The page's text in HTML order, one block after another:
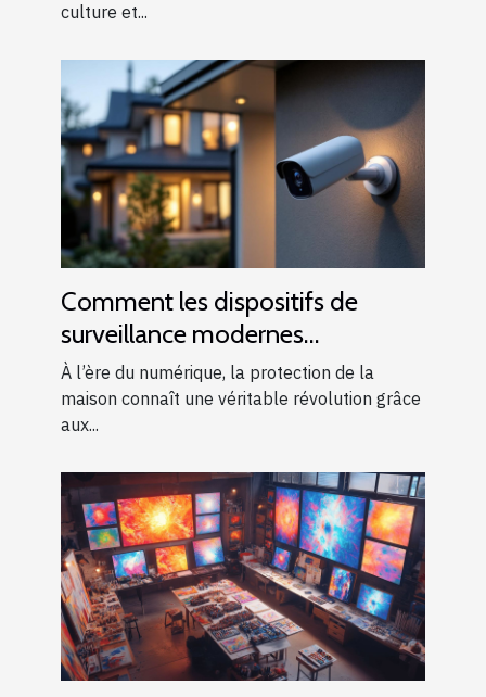
culture et...
Comment les dispositifs de
surveillance modernes
renforcent-ils la sécurité
domestique ?
À l’ère du numérique, la protection de la
maison connaît une véritable révolution grâce
aux...